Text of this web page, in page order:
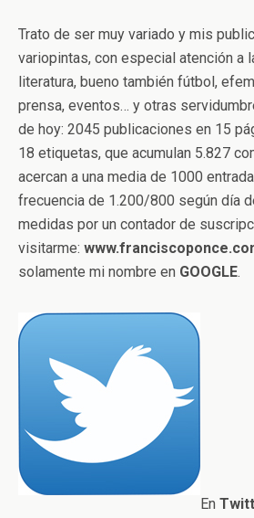
Trato de ser muy variado y mis
variopintas, con especial atención a
literatura, bueno también fútbol,
prensa, eventos… y otras
de hoy: 2045 publicaciones en 15
18 etiquetas, que acumulan 5.827
acercan a una media de 1000
frecuencia de 1.200/800 según día
medidas por un contador de
visitarme:
solamente mi nombre en GOOGLE.
En